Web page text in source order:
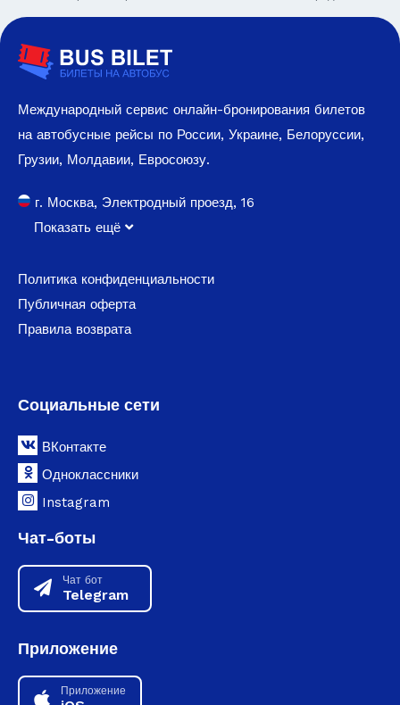
Международный сервис онлайн-бронирования билетов
на автобусные рейсы по России, Украине, Белоруссии,
Грузии, Молдавии, Евросоюзу.
г. Москва, Электродный проезд, 16
Показать ещё
Политика конфиденциальности
Публичная оферта
Правила возврата
Социальные сети
ВКонтакте
Одноклассники
Instagram
Чат-боты
Чат бот
Telegram
Приложение
Приложение